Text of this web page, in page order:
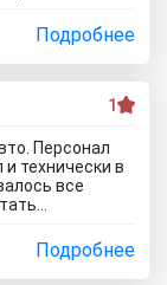
очень много
и купить, чем
они не
Подробнее
1
Персонал
технически в
все
две
Повез
но мне
Подробнее